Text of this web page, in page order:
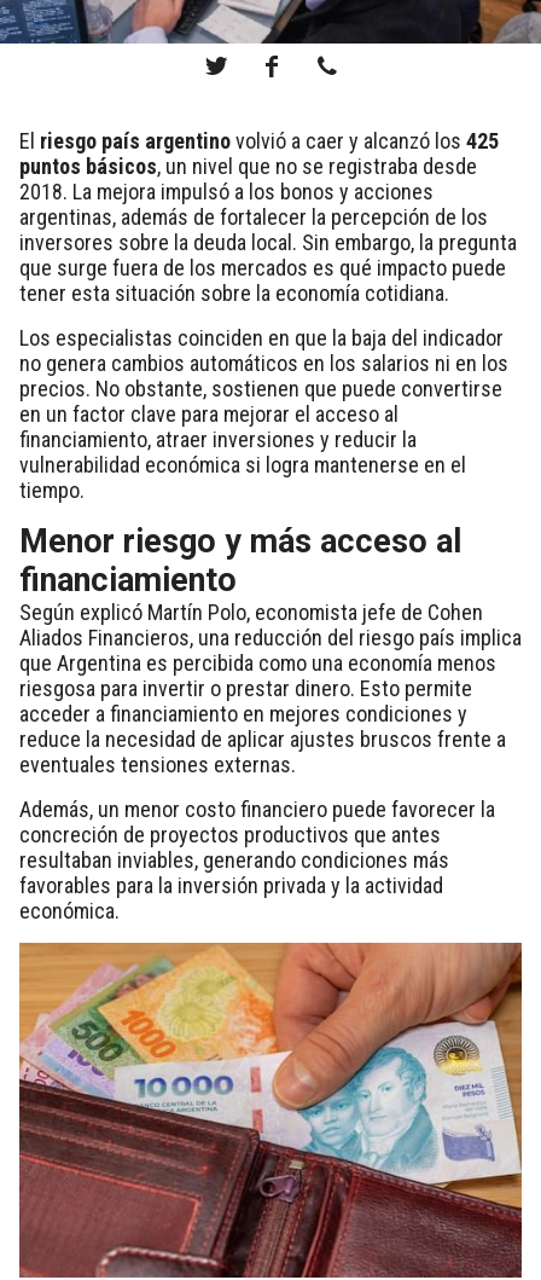
El riesgo país argentinovolvió a caer y alcanzó los 425
puntos básicos, un nivel que no se registraba desde
2018. La mejora impulsó a los bonos y acciones
argentinas, además de fortalecer la percepción de los
inversores sobre la deuda local. Sin embargo, la pregunta
que surge fuera de los mercados es qué impacto puede
tener esta situación sobre la economía cotidiana.
Los especialistas coinciden en que la baja del indicador
no genera cambios automáticos en los salarios ni en los
precios. No obstante, sostienen que puede convertirse
en un factor clave para mejorar el acceso al
financiamiento, atraer inversiones y reducir la
vulnerabilidad económica si logra mantenerse en el
tiempo.
Menor riesgo y más acceso al
financiamiento
Según explicó Martín Polo, economista jefe de Cohen
Aliados Financieros, una reducción del riesgo país implica
que Argentina es percibida como una economía menos
riesgosa para invertir o prestar dinero. Esto permite
acceder a financiamiento en mejores condiciones y
reduce la necesidad de aplicar ajustes bruscos frente a
eventuales tensiones externas.
Además, un menor costo financiero puede favorecer la
concreción de proyectos productivos que antes
resultaban inviables, generando condiciones más
favorables para la inversión privada y la actividad
económica.